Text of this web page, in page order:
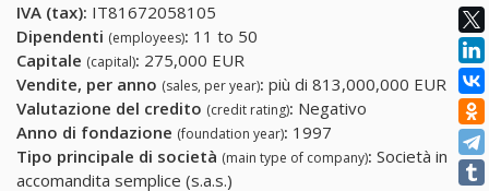
IVA (tax): IT81672058105
Dipendenti (employees): 11 to 50
Capitale (capital): 275,000 EUR
Vendite, per anno (sales, per year): più di 813,000,000 EUR
Valutazione del credito (credit rating): Negativo
Anno di fondazione (foundation year): 1997
Tipo principale di società (main type of company): Società in
accomandita semplice (s.a.s.)